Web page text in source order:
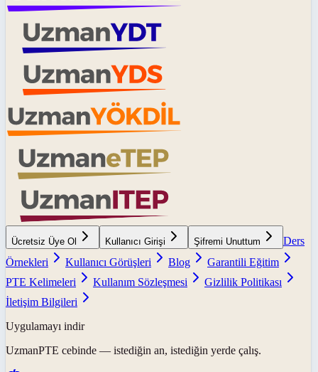
Ücretsiz Üye Ol Kullanıcı Girişi Şifremi Unuttum
Ders
Örnekleri
Kullanıcı Görüşleri Blog
Garantili Eğitim
PTE Kelimeleri
Kullanım Sözleşmesi
Gizlilik Politikası
İletişim Bilgileri
Uygulamayı indir
UzmanPTE cebinde — istediğin an, istediğin yerde çalış.